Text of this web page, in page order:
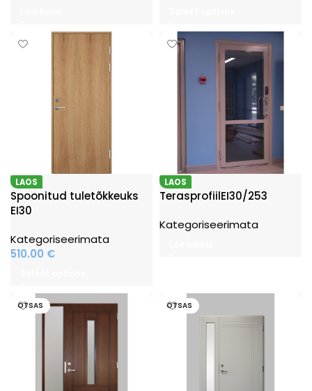
LAOS
Spoonitud tuletõkkeuks
EI30
Kategoriseerimata
510.00 €
LAOS
TerasprofiilEI30/253
Kategoriseerimata
OTSAS OTSAS